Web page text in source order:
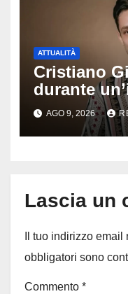
ATTUALITÀ
Cristiano
durante
nautico,
AGO 9, 2026
Lascia un
Il tuo indirizzo
obbligatori sono
Commento *